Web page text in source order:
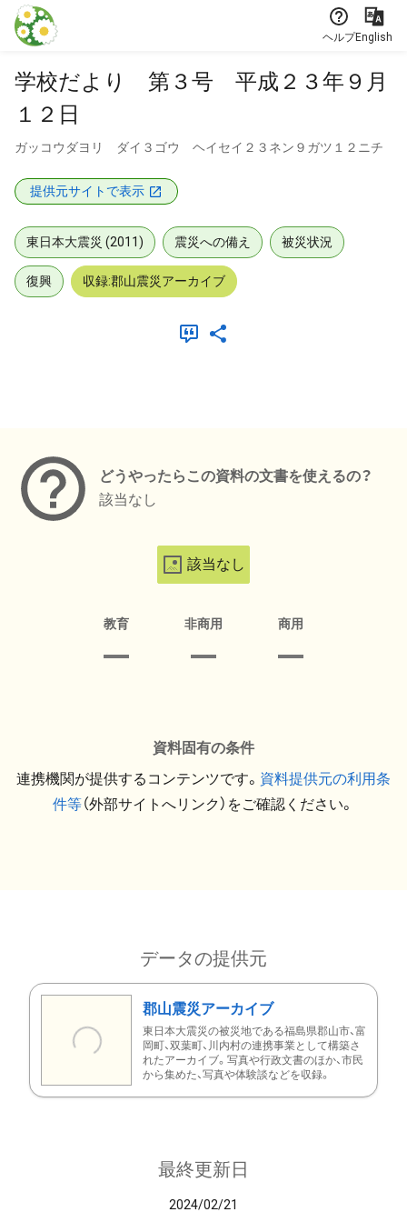
本文に飛ぶ
ヘルプEnglish
学校だより 第３号 平成２３年９月
１２日
ガッコウダヨリ ダイ３ゴウ ヘイセイ２３ネン９ガツ１２ニチ
提供元サイトで表示
東日本大震災 (2011) 震災への備え 被災状況
復興 収録:郡山震災アーカイブ
どうやったらこの資料の文書を使えるの？
該当なし
該当なし
教育 非商用 商用
資料固有の条件
連携機関が提供するコンテンツです。 資料提供元の利用条
件等（外部サイトへリンク）をご確認ください。
データの提供元
郡山震災アーカイブ
東日本大震災の被災地である福島県郡山市、富
岡町、双葉町、川内村の連携事業として構築さ
れたアーカイブ。写真や行政文書のほか、市民
から集めた、写真や体験談などを収録。
最終更新日
2024/02/21